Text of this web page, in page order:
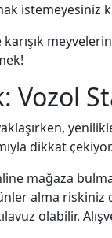
istemeyesiniz
Vozol
dikkat
mağaza
alma riskiniz
olabilir.